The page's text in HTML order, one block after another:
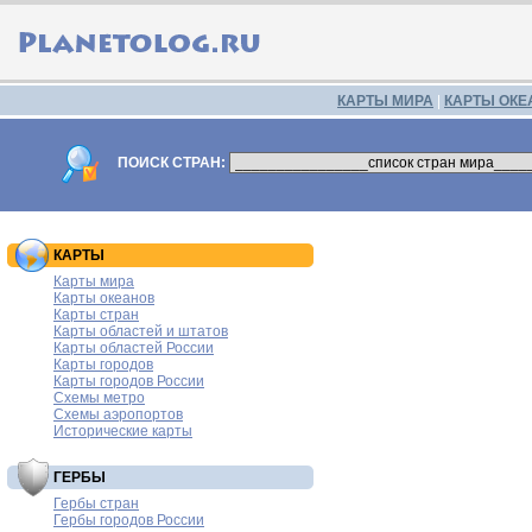
КАРТЫ МИРА КАРТЫ
ПОИСК СТРАН:
КАРТЫ
Карты мира
Карты океанов
Карты стран
Карты областей и штатов
Карты областей России
Карты городов
Карты городов России
Схемы метро
Схемы аэропортов
Исторические карты
ГЕРБЫ
Гербы стран
Гербы городов России